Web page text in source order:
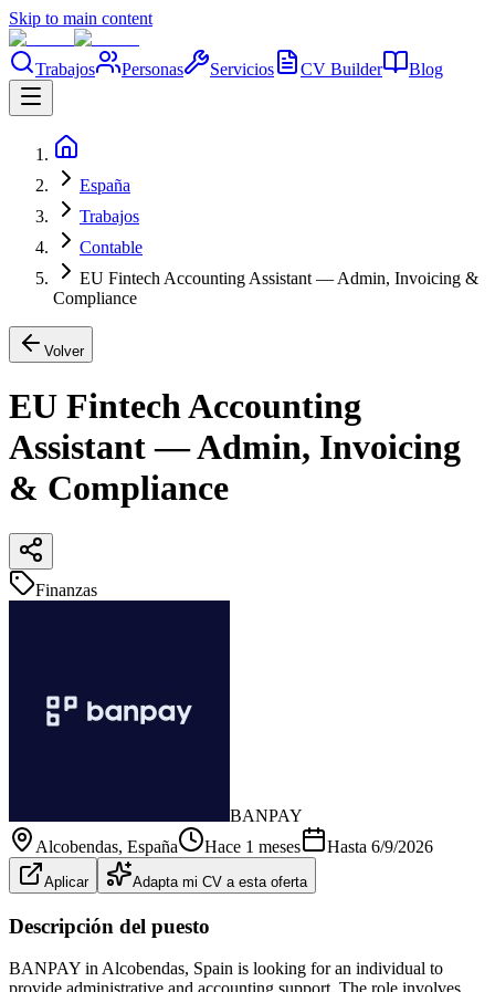
Skip to main content
Trabajos Personas Servicios CV Builder Blog
España
Trabajos
Contable
EU Fintech Accounting Assistant — Admin, Invoicing &
Compliance
Volver
EU Fintech Accounting
Assistant — Admin, Invoicing
& Compliance
Finanzas
BANPAY
Alcobendas, España Hace 1 meses Hasta 6/9/2026
Aplicar Adapta mi CV a esta oferta
Descripción del puesto
BANPAY in Alcobendas, Spain is looking for an individual to